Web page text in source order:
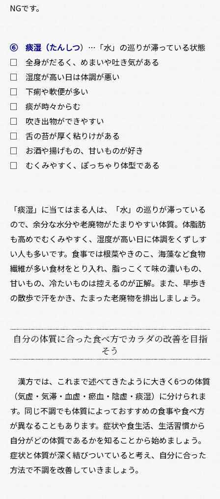
NGです。
⑥ 痰湿（たんしつ）…「水」の巡りが滞っている状態
□ 全身がだるく、めまいや吐き気がある
□ 湿度が高い日は体調が悪い
□ 下痢や軟便が多い
□ 痰が時々からむ
□ 吹き出物ができやすい
□ 舌の苔が厚く粘りけがある
□ お酒や揚げもの、甘いものが好き
□ むくみやすく、ぽっちゃり体型である
「痰湿」に当てはまる人は、「水」の巡りが滞っている
ので、余分な水分や老廃物がたまりやすい体質。体脂肪
も高めでむくみやすく、湿度が高い日に体調をくずしす
い人も多いです。食事では根菜やきのこ、海藻など食物
繊維が多い食材をとり入れ、脂っこくて味の濃いもの、
甘いもの、冷たいものは控えるのが正解。また、早歩き
の散歩で汗をかき、たまった老廃物を排出しましょう。
自分の体質に合った食べ方でカラダの改善を目指
そう
漢方では、これまで述べてきたように大きく6つの体質
（気虚・気滞・血虚・瘀血・陰虚・痰湿）に分けられま
す。同じ不調でも体質によっておすすめの食事や食べ方
が異なることもあります。症状や食生活、生活習慣から
自分がどの体質であるかを知ることから始めましょう。
症状と体質が深く結びついていると考え、自分に合った
方法で不調を改善していきましょう。